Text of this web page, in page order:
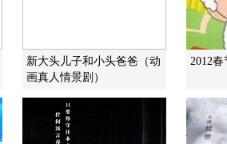
新大头儿子和小头爸爸（动
画真人情景剧）
2012